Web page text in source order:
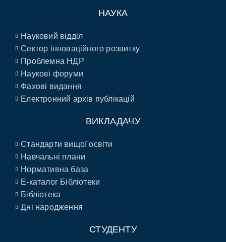
НАУКА
Науковий відділ
Сектор інноваційного розвитку
Проблемна НДР
Наукові форуми
Фахові видання
Електронний архів публікацій
ВИКЛАДАЧУ
Стандарти вищої освіти
Навчальні плани
Нормативна база
E-каталог Бібліотеки
Бібліотека
Дні народження
СТУДЕНТУ